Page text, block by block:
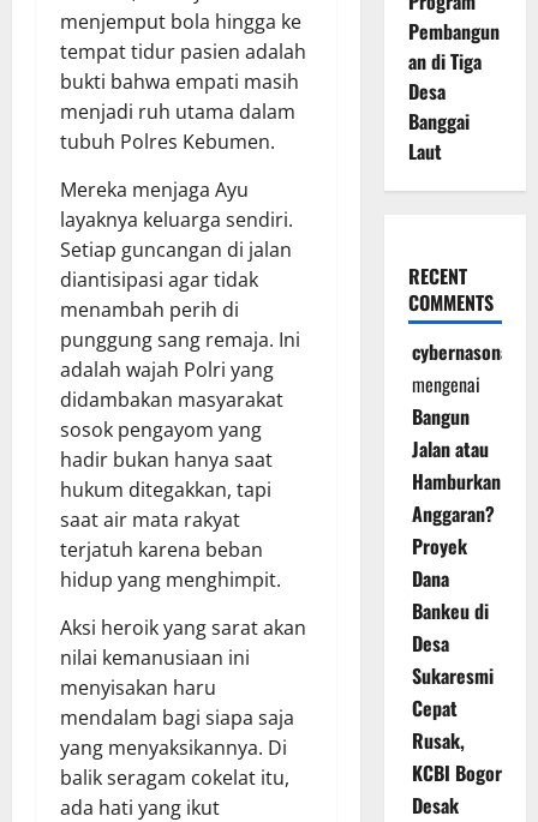
menjemput bola hingga ke
tempat tidur pasien adalah
bukti bahwa empati masih
menjadi ruh utama dalam
tubuh Polres Kebumen.
Mereka menjaga Ayu
layaknya keluarga sendiri.
Setiap guncangan di jalan
diantisipasi agar tidak
menambah perih di
punggung sang remaja. Ini
adalah wajah Polri yang
didambakan masyarakat
sosok pengayom yang
hadir bukan hanya saat
hukum ditegakkan, tapi
saat air mata rakyat
terjatuh karena beban
hidup yang menghimpit.
Aksi heroik yang sarat akan
nilai kemanusiaan ini
menyisakan haru
mendalam bagi siapa saja
yang menyaksikannya. Di
balik seragam cokelat itu,
ada hati yang ikut
Pembangun
an di Tiga
Desa
Banggai
Laut
RECENT
COMMENTS
cybernasonal
mengenai
Bangun
Jalan atau
Hamburkan
Anggaran?
Proyek
Dana
Bankeu di
Desa
Sukaresmi
Cepat
Rusak,
KCBI Bogor
Desak